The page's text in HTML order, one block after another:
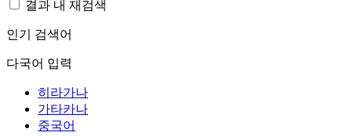
결과 내 재검색
인기 검색어
다국어 입력
히라가나
가타카나
중국어